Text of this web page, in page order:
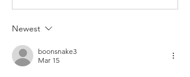
Newest
boonsnake3
Mar 15